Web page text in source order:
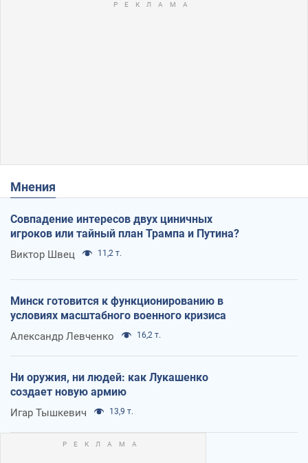
Мнения
Совпадение интересов двух циничных
игроков или тайный план Трампа и Путина?
Виктор Швец 11,2 т.
Минск готовится к функционированию в
условиях масштабного военного кризиса
Александр Левченко 16,2 т.
Ни оружия, ни людей: как Лукашенко
создает новую армию
Игар Тышкевич 13,9 т.